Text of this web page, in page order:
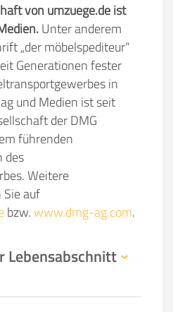
von umzuege.de ist
Unter anderem
„der möbelspediteur“
Generationen fester
in
und Medien ist seit
der DMG
führenden
des
Weitere
auf
bzw.www.dmg-ag.com.
Lebensabschnitt